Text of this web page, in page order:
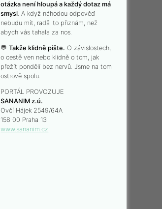
otázka není hloupá a každý dotaz má
smysl. A když náhodou odpověď
nebudu mít, radši to přiznám, než
abych vás tahala za nos.
💬Takže klidně pište. O závislostech,
o cestě ven nebo klidně o tom, jak
přežít pondělí bez nervů. Jsme na tom
ostrově spolu.
PORTÁL PROVOZUJE
SANANIM z.ú.
Ovčí Hájek 2549/64A
158 00 Praha 13
www.sananim.cz